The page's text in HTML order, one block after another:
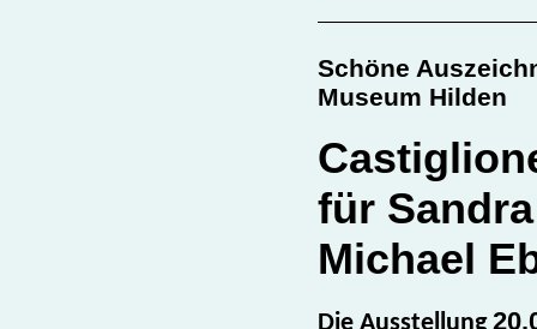
Schöne
Museum Hilden
für
Michael